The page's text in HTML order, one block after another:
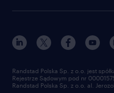
dla mediów
dla dostawców
nasz świat
pracuj w randstad
złóż CV
Randstad Polska Sp. z o.o. jest
Rejestrze Sądowym pod nr
Randstad Polska Sp. z o.o. al.